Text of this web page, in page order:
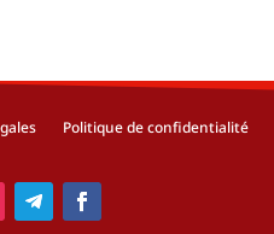
Politique de confidentialité